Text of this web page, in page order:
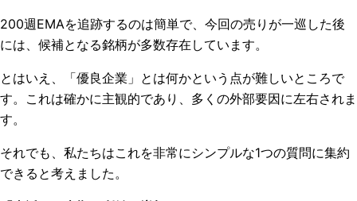
200週EMAを追跡するのは簡単で、今回の売りが一巡した後
には、候補となる銘柄が多数存在しています。
とはいえ、「優良企業」とは何かという点が難しいところで
す。これは確かに主観的であり、多くの外部要因に左右されま
す。
それでも、私たちはこれを非常にシンプルな1つの質問に集約
できると考えました。